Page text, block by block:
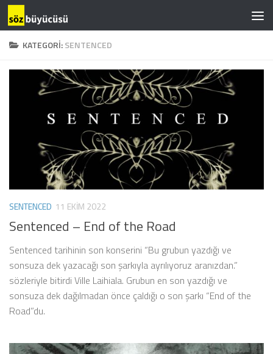
KATEGORI:SENTENCED
SENTENCED 11 EKIM 2022
Sentenced – End of the Road
Sentenced tarihinin son konserini “Bu grubun yazdığı ve
sonsuza dek yazacağı son şarkıyla ayrılıyoruz aranızdan.”
sözleriyle bitirdi Ville Laihiala. Grubun en son yazdığı ve
sonsuza dek dağılmadan önce çaldığı o son şarkı “End of the
Road”du.